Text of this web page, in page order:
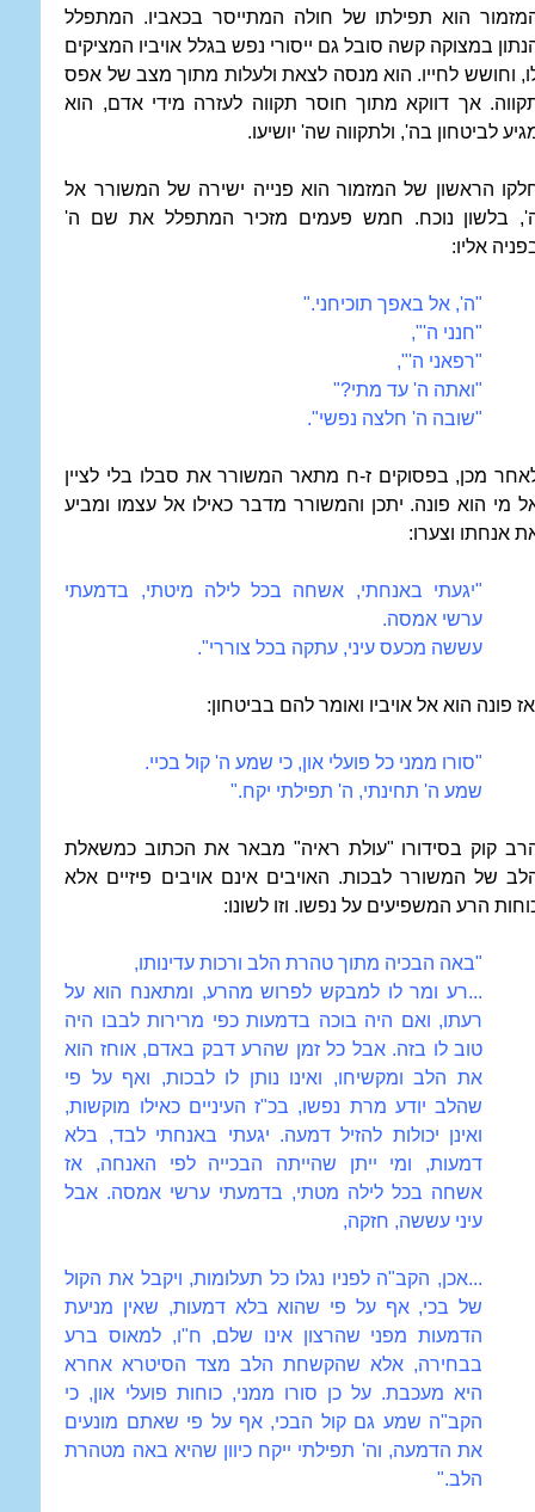
הוא תפילתו של חולה המתייסר בכאביו. המתפלל
במצוקה קשה סובל גם ייסורי נפש בגלל אויביו המציקים
וחושש לחייו. הוא מנסה לצאת ולעלות מתוך מצב של אפס
אך דווקא מתוך חוסר תקווה לעזרה מידי אדם, הוא
לביטחון בה', ולתקווה שה' יושיעו.
הראשון של המזמור הוא פנייה ישירה של המשורר אל
בלשון נוכח. חמש פעמים מזכיר המתפלל את שם ה'
אליו:
"ה', אל באפך תוכיחני."
"חנני ה'",
"רפאני ה'",
"ואתה ה' עד מתי?"
"שובה ה' חלצה נפשי".
מכן, בפסוקים ז-ח מתאר המשורר את סבלו בלי לציין
מי הוא פונה. יתכן והמשורר מדבר כאילו אל עצמו ומביע
אנחתו וצערו:
"יגעתי באנחתי, אשחה בכל לילה מיטתי, בדמעתי
ערשי אמסה.
עששה מכעס עיני, עתקה בכל צוררי".
פונה הוא אל אויביו ואומר להם בביטחון:
"סורו ממני כל פועלי און, כי שמע ה' קול בכיי.
שמע ה' תחינתי, ה' תפילתי יקח."
קוק בסידורו "עולת ראיה" מבאר את הכתוב כמשאלת
של המשורר לבכות. האויבים אינם אויבים פיזיים אלא
הרע המשפיעים על נפשו. וזו לשונו:
"באה הבכיה מתוך טהרת הלב ורכות עדינותו,
...רע ומר לו למבקש לפרוש מהרע, ומתאנח הוא על
רעתו, ואם היה בוכה בדמעות כפי מרירות לבבו היה
טוב לו בזה. אבל כל זמן שהרע דבק באדם, אוחז הוא
את הלב ומקשיחו, ואינו נותן לו לבכות, ואף על פי
שהלב יודע מרת נפשו, בכ"ז העיניים כאילו מוקשות,
ואינן יכולות להזיל דמעה. יגעתי באנחתי לבד, בלא
דמעות, ומי ייתן שהייתה הבכייה לפי האנחה, אז
אשחה בכל לילה מטתי, בדמעתי ערשי אמסה. אבל
עיני עששה, חזקה,
...אכן, הקב"ה לפניו נגלו כל תעלומות, ויקבל את הקול
של בכי, אף על פי שהוא בלא דמעות, שאין מניעת
הדמעות מפני שהרצון אינו שלם, ח"ו, למאוס ברע
בבחירה, אלא שהקשחת הלב מצד הסיטרא אחרא
היא מעכבת. על כן סורו ממני, כוחות פועלי און, כי
הקב"ה שמע גם קול הבכי, אף על פי שאתם מונעים
את הדמעה, וה' תפילתי ייקח כיוון שהיא באה מטהרת
הלב."